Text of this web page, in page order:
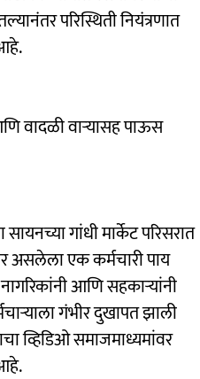
परिस्थिती नियंत्रणात
वादळी वाऱ्यासह पाऊस
गांधी मार्केट परिसरात
असलेला एक कर्मचारी पाय
आणि सहकाऱ्यांनी
गंभीर दुखापत झाली
व्हिडिओ समाजमाध्यमांवर